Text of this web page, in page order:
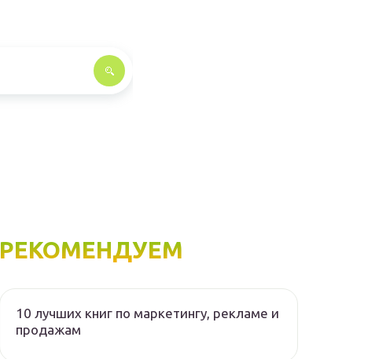
РЕКОМЕНДУЕМ
10 лучших книг по маркетингу, рекламе и
продажам